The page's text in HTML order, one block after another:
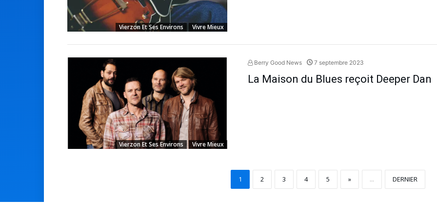
Vierzon Et Ses Environs Vivre Mieux
Vierzon Et Ses Environs Vivre Mieux
Berry Good News 7 septembre 2023
La Maison du Blues reçoit Deeper Dan
1 2 3 4 5 » ... DERNIER